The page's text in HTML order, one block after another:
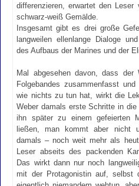
differenzieren, erwartet den Leser
schwarz-weiß Gemälde.
Insgesamt gibt es drei große
langweilen ellenlange Dialoge
des Aufbaus der Marines und der
Mal abgesehen davon, dass der
Folgebandes zusammenfasst
wie nichts zu tun hat, wirkt die
Weber damals erste Schritte in
ihn später zu einem gefeierten
ließen, man kommt aber nicht
damals – noch weit mehr als
Leser abseits des packenden
Das wirkt dann nur noch
mit der Protagonistin auf,